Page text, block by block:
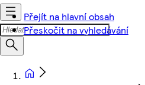
Přejít na hlavní obsah
Přeskočit na vyhledávání